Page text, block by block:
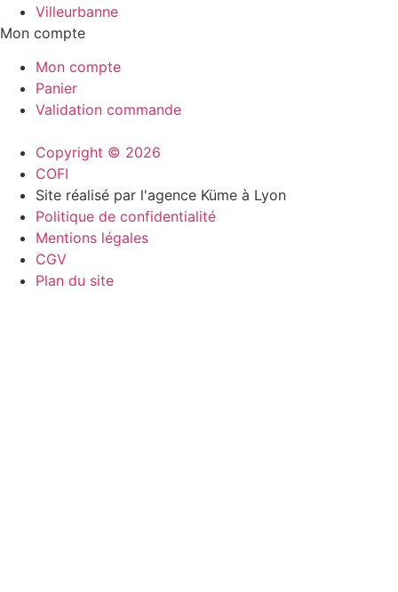
Villeurbanne
Mon compte
Mon compte
Panier
Validation commande
Copyright © 2026
COFI
Site réalisé par l'agence Küme à Lyon
Politique de confidentialité
Mentions légales
CGV
Plan du site